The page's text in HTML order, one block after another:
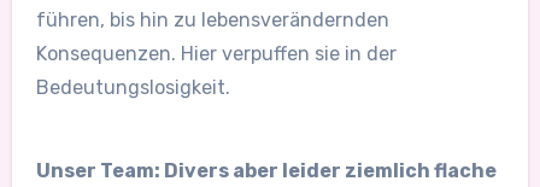
führen, bis hin zu lebensverändernden
Konsequenzen. Hier verpuffen sie in der
Bedeutungslosigkeit.
Unser Team: Divers aber leider ziemlich flache